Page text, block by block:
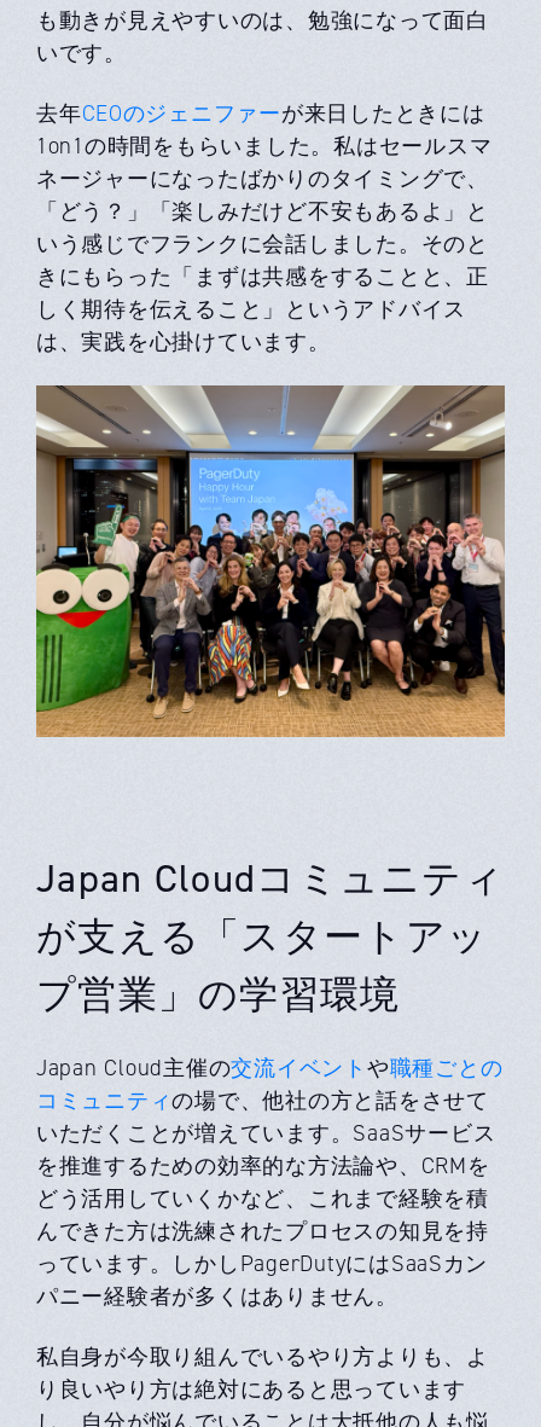
も動きが見えやすいのは、勉強になって面白
いです。
去年CEOのジェニファーが来日したときには
1on1の時間をもらいました。私はセールスマ
ネージャーになったばかりのタイミングで、
「どう？」「楽しみだけど不安もあるよ」と
いう感じでフランクに会話しました。そのと
きにもらった「まずは共感をすることと、正
しく期待を伝えること」というアドバイス
は、実践を心掛けています。
Japan Cloudコミュニティ
が支える「スタートアッ
プ営業」の学習環境
Japan Cloud主催の交流イベント や職種ごとの
コミュニティの場で、他社の方と話をさせて
いただくことが増えています。SaaSサービス
を推進するための効率的な方法論や、CRMを
どう活用していくかなど、これまで経験を積
んできた方は洗練されたプロセスの知見を持
っています。しかしPagerDutyにはSaaSカン
パニー経験者が多くはありません。
私自身が今取り組んでいるやり方よりも、よ
り良いやり方は絶対にあると思っています
し、自分が悩んでいることは大抵他の人も悩